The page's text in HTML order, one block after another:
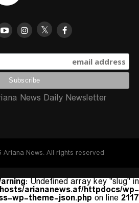
News Daily Newsletter
News. All rights reserved!
: Undefined array key "slug" in
ariananews.af/httpdocs/wp-
wp-theme-json.php on line2117